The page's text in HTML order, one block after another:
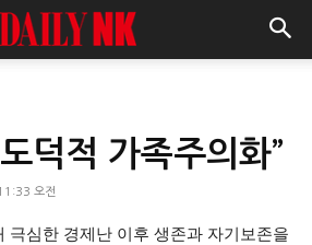
덕적 가족주의화”
오전
극심한 경제난 이후 생존과 자기보존을